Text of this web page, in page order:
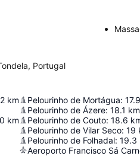
Portugal
km
km
Pelourinho de Mortágua: 17.9
Pelourinho de Ázere: 18.1 km
Pelourinho de Couto: 18.6
Pelourinho de Vilar Seco: 19
Pelourinho de Folhadal: 19.3
Aeroporto Francisco Sá